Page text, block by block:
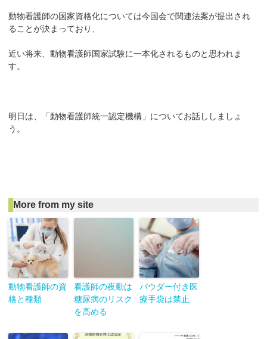
動物看護師の国家資格化については今国会で関連法案が提出され
ることが決まっており、
近い将来、動物看護師国家試験に一本化されるものと思われま
す。
明日は、「動物看護師統一認定機構」についてお話ししましょ
う。
More from my site
動物看護師の資
格と種類
看護師の夜勤は
糖尿病のリスク
を高める
パウダー付き医
療手袋は禁止